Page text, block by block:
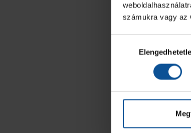
számukra vagy az
kiválasztása